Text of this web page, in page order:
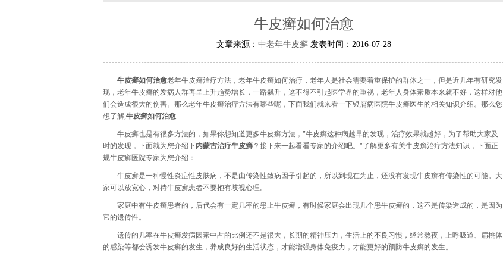
牛皮癣如何治愈
文章来源： 中老年牛皮癣发表时间：2016-07-28
牛皮癣如何治愈老年牛皮癣治疗方法，老年牛皮癣如何治疗，老年人是社会需要着重保护的群体之一，但是近几年有研究发
现，老年牛皮癣的发病人群再呈上升趋势增长，一路飙升，这不得不引起医学界的重视，老年人身体素质本来就不好，这样对他
们会造成很大的伤害。那么老年牛皮癣治疗方法有哪些呢，下面我们就来看一下银屑病医院牛皮癣医生的相关知识介绍。那么您
想了解,牛皮癣如何治愈
牛皮癣也是有很多方法的，如果你想知道更多牛皮癣方法，"牛皮癣这种病越早的发现，治疗效果就越好，为了帮助大家及
时的发现，下面就为您介绍下内蒙古治疗牛皮癣 ？接下来一起看看专家的介绍吧。"了解更多有关牛皮癣治疗方法知识，下面正
规牛皮癣医院专家为您介绍：
牛皮癣是一种慢性炎症性皮肤病，不是由传染性致病因子引起的，所以到现在为止，还没有发现牛皮癣有传染性的可能。大
家可以放宽心，对待牛皮癣患者不要抱有歧视心理。
家庭中有牛皮癣患者的，后代会有一定几率的患上牛皮癣，有时候家庭会出现几个患牛皮癣的，这不是传染造成的，是因为
它的遗传性。
遗传的几率在牛皮癣发病因素中占的比例还不是很大，长期的精神压力，生活上的不良习惯，经常熬夜，上呼吸道、扁桃体
的感染等都会诱发牛皮癣的发生，养成良好的生活状态，才能增强身体免疫力，才能更好的预防牛皮癣的发生。